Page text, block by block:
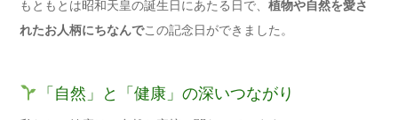
もともとは昭和天皇の誕生日にあたる日で、 植物や自然を愛さ
れたお人柄にちなんでこの記念日ができました。
「自然」と「健康」の深いつながり